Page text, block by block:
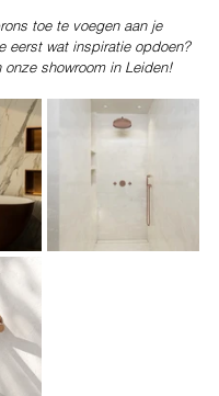
toe te voegen aan je
eerst wat inspiratie opdoen?
showroom in Leiden!